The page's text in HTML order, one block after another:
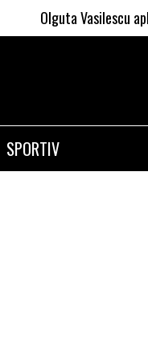
Olguta Vasilescu aplica
SPORTIV